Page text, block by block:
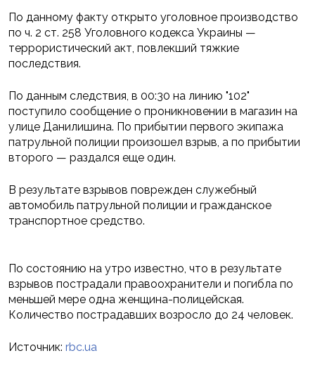
По данному факту открыто уголовное производство
по ч. 2 ст. 258 Уголовного кодекса Украины —
террористический акт, повлекший тяжкие
последствия.
По данным следствия, в 00:30 на линию "102"
поступило сообщение о проникновении в магазин на
улице Данилишина. По прибытии первого экипажа
патрульной полиции произошел взрыв, а по прибытии
второго — раздался еще один.
В результате взрывов поврежден служебный
автомобиль патрульной полиции и гражданское
транспортное средство.
По состоянию на утро известно, что в результате
взрывов пострадали правоохранители и погибла по
меньшей мере одна женщина-полицейская.
Количество пострадавших возросло до 24 человек.
Источник: rbc.ua